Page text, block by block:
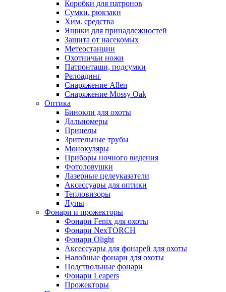
Коробки для патронов
Сумки, рюкзаки
Хим. средства
Ящики для принадлежностей
Защита от насекомых
Метеостанции
Охотничьи ножи
Патронташи, подсумки
Релоадинг
Снаряжение Allen
Снаряжение Mossy Oak
Оптика
Бинокли для охоты
Дальномеры
Прицелы
Зрительные трубы
Монокуляры
Приборы ночного видения
Фотоловушки
Лазерные целеуказатели
Аксессуары для оптики
Тепловизоры
Лупы
Фонари и прожекторы
Фонари Fenix для охоты
Фонари NexTORCH
Фонари Olight
Аксессуары для фонарей для охоты
Налобные фонари для охоты
Подствольные фонари
Фонари Leapers
Прожекторы